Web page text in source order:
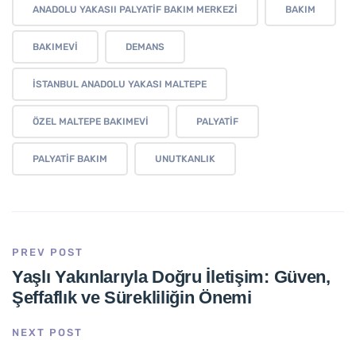
ANADOLU YAKASII PALYATIF BAKIM MERKEZI BAKIM
BAKIMEVI DEMANS
İSTANBUL ANADOLU YAKASI MALTEPE
ÖZEL MALTEPE BAKIMEVI PALYATIF
PALYATIF BAKIM UNUTKANLIK
PREV POST
Yaşlı Yakınlarıyla Doğru İletişim: Güven,
Şeffaflık ve Sürekliliğin Önemi
NEXT POST